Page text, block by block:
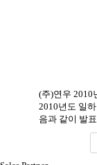
(주)연우 2010
2010년도 일
음과 같이 발